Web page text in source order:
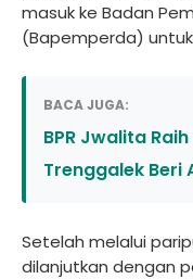
masuk ke Badan
(Bapemperda)
BACA JUGA:
BPR Jwalita
Trenggalek Beri
Setelah melalui
dilanjutkan dengan